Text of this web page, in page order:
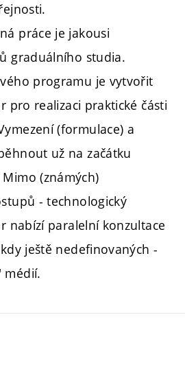
práce je jakousi
graduálního studia.
programu je vytvořit
pro realizaci praktické části
(formulace) a
už na začátku
(známých)
- technologický
nabízí paralelní konzultace
ještě nedefinovaných -
médií.